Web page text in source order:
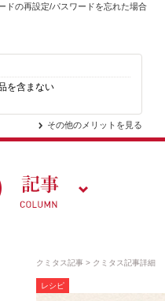
ドの再設定/パスワードを忘れた場合
を含まない
その他のメリットを見る
クミタス記事 クミタス記事詳細
レシピ